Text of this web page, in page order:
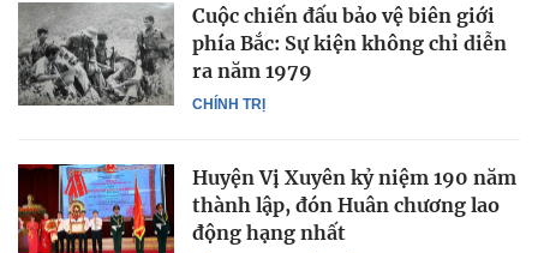
CHÍNH TRỊ
Cuộc chiến đấu bảo vệ biên giới
phía Bắc: Sự kiện không chỉ diễn
ra năm 1979
Huyện Vị Xuyên kỷ niệm 190 năm
thành lập, đón Huân chương lao
động hạng nhất